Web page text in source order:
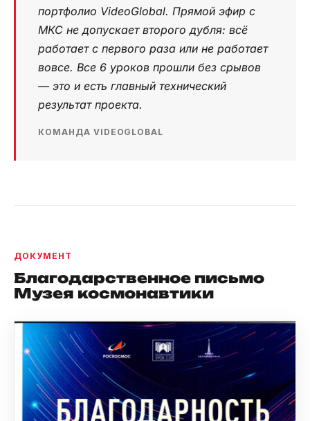
портфолио VideoGlobal. Прямой эфир с
МКС не допускает второго дубля: всё
работает с первого раза или не работает
вовсе. Все 6 уроков прошли без срывов
— это и есть главный технический
результат проекта.
КОМАНДА VIDEOGLOBAL
ДОКУМЕНТ
Благодарственное письмо
Музея космонавтики